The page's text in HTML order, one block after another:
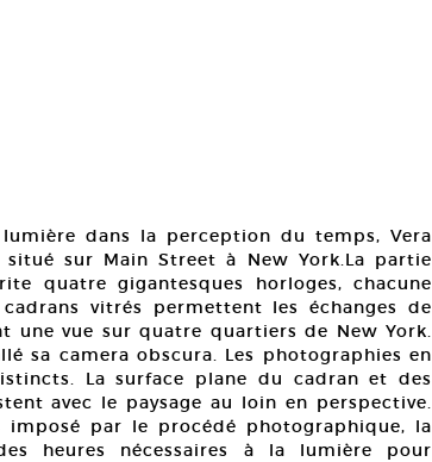
dans la perception du temps, Vera
situé sur Main Street à New York.La partie
quatre gigantesques horloges, chacune
vitrés permettent les échanges de
une vue sur quatre quartiers de New York.
sa camera obscura. Les photographies en
La surface plane du cadran et des
avec le paysage au loin en perspective.
par le procédé photographique, la
heures nécessaires à la lumière pour